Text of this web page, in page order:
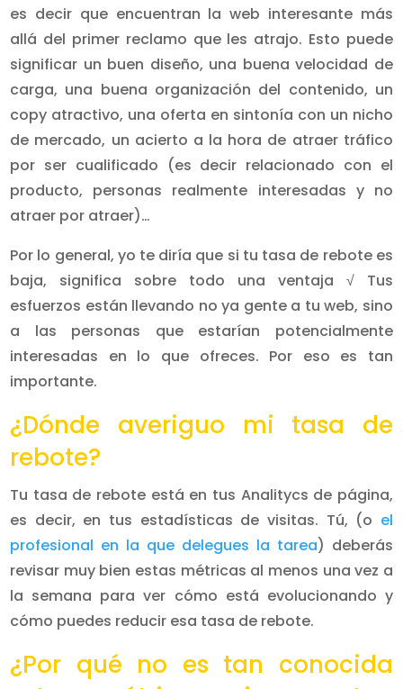
es decir que encuentran la web interesante más
allá del primer reclamo que les atrajo. Esto puede
significar un buen diseño, una buena velocidad de
carga, una buena organización del contenido, un
copy atractivo, una oferta en sintonía con un nicho
de mercado, un acierto a la hora de atraer tráfico
por ser cualificado (es decir relacionado con el
producto, personas realmente interesadas y no
atraer por atraer)…
Por lo general, yo te diría que si tu tasa de rebote es
baja, significa sobre todo una ventaja √ Tus
esfuerzos están llevando no ya gente a tu web, sino
a las personas que estarían potencialmente
interesadas en lo que ofreces. Por eso es tan
importante.
¿Dónde averiguo mi tasa de
rebote?
Tu tasa de rebote está en tus Analitycs de página,
es decir, en tus estadísticas de visitas. Tú, (o el
profesional en la que delegues la tarea) deberás
revisar muy bien estas métricas al menos una vez a
la semana para ver cómo está evolucionando y
cómo puedes reducir esa tasa de rebote.
¿Por qué no es tan conocida